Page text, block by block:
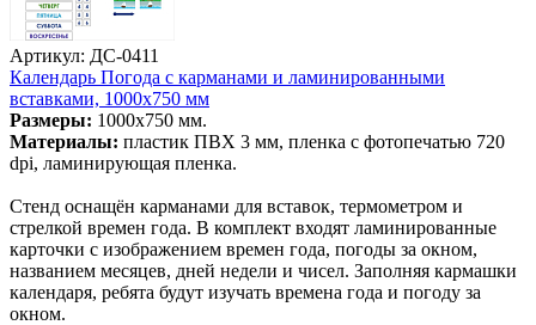
Артикул: ДС-0411
Календарь Погода с карманами и ламинированными
вставками, 1000х750 мм
Размеры: 1000х750 мм.
Материалы: пластик ПВХ 3 мм, пленка с фотопечатью 720
dpi, ламинирующая пленка.
Стенд оснащён карманами для вставок, термометром и
стрелкой времен года. В комплект входят ламинированные
карточки с изображением времен года, погоды за окном,
названием месяцев, дней недели и чисел. Заполняя кармашки
календаря, ребята будут изучать времена года и погоду за
окном.